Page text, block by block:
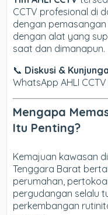
CCTV profesional di
dengan
dengan alat yang
saat dan dimanapun.
📞 Diskusi &
WhatsApp AHLI
Mengapa
Itu Penting?
Kemajuan kawasan
Tenggara Barat
perumahan,
pergudangan selalu
perkembangan